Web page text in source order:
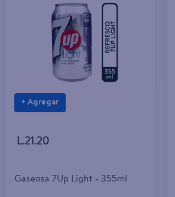
+ Agregar
L.21.20
Gaseosa 7Up Light - 355ml